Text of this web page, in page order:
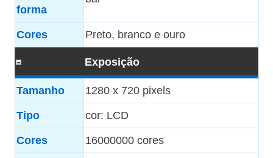
forma
Cores Preto, branco e ouro
Exposição
Tamanho 1280 x 720 pixels
Tipo cor: LCD
Cores 16000000 cores